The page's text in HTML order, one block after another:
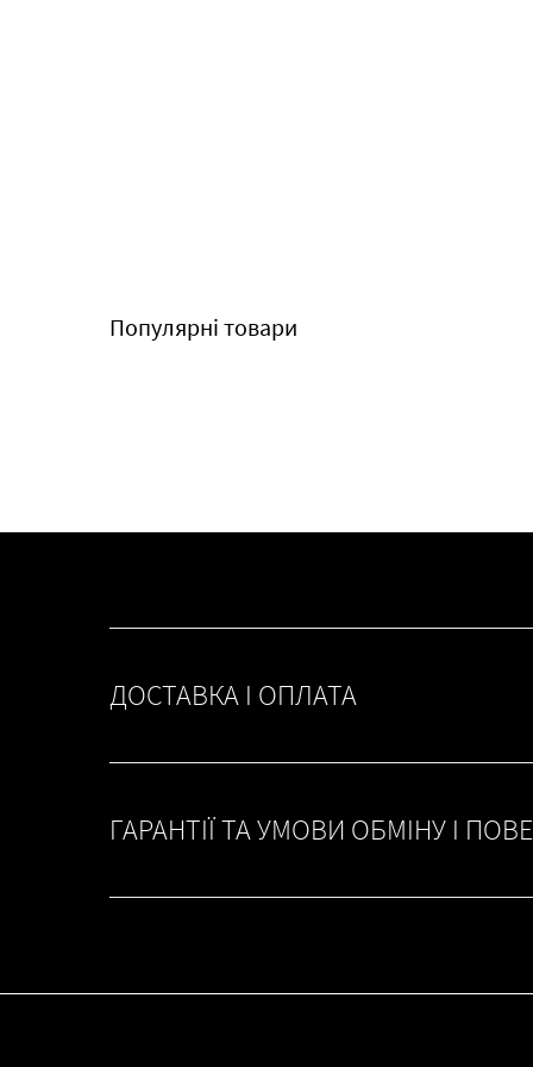
Популярні товари
ДОСТАВКА І ОПЛАТА
ГАРАНТІЇ ТА УМОВИ ОБМІНУ І